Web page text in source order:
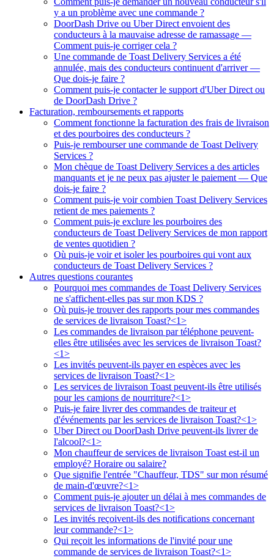
y a un problème avec une commande ?
DoorDash Drive ou Uber Direct envoient des
conducteurs à la mauvaise adresse de ramassage —
Comment puis-je corriger cela ?
Une commande de Toast Delivery Services a été
annulée, mais des conducteurs continuent d'arriver —
Que dois-je faire ?
Comment puis-je contacter le support d'Uber Direct ou
de DoorDash Drive ?
Facturation, remboursements et rapports
Comment fonctionne la facturation des frais de livraison
et des pourboires des conducteurs ?
Puis-je rembourser une commande de Toast Delivery
Services ?
Mon chèque de Toast Delivery Services a des articles
manquants et je ne peux pas ajuster le paiement — Que
dois-je faire ?
Comment puis-je voir combien Toast Delivery Services
retient de mes paiements ?
Comment puis-je exclure les pourboires des
conducteurs de Toast Delivery Services de mon rapport
de ventes quotidien ?
Où puis-je voir et isoler les pourboires qui vont aux
conducteurs de Toast Delivery Services ?
Autres questions courantes
Pourquoi mes commandes de Toast Delivery Services
ne s'affichent-elles pas sur mon KDS ?
Où puis-je trouver des rapports pour mes commandes
de services de livraison Toast?<1>
Les commandes de livraison par téléphone peuvent-
elles être utilisées avec les services de livraison Toast?
<1>
Les invités peuvent-ils payer en espèces avec les
services de livraison Toast?<1>
Les services de livraison Toast peuvent-ils être utilisés
pour les camions de nourriture?<1>
Puis-je faire livrer des commandes de traiteur et
d'événements par les services de livraison Toast?<1>
Uber Direct ou DoorDash Drive peuvent-ils livrer de
l'alcool?<1>
Mon chauffeur de services de livraison Toast est-il un
employé? Horaire ou salaire?
Que signifie l'entrée "Chauffeur, TDS" sur mon résumé
de main-d'œuvre?<1>
Comment puis-je ajouter un délai à mes commandes de
services de livraison Toast?<1>
Les invités reçoivent-ils des notifications concernant
leur commande?<1>
Qui reçoit les informations de l'invité pour une
commande de services de livraison Toast?<1>